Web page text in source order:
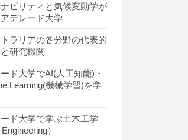
ビリティと気候変動学が
デレード大学
ラリアの各分野の代表的
研究機関
ド大学でAI(人工知能)・
Learning(機械学習)を学
ド大学で学ぶ土木工学
Engineering）